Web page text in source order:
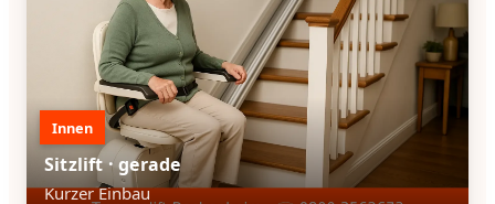
Innen
Sitzlift · gerade
Kurzer Einbau